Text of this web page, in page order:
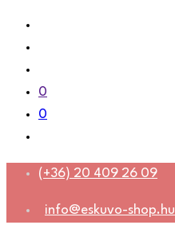
0
0
(+36) 20 409 26 09
info@eskuvo-shop.hu